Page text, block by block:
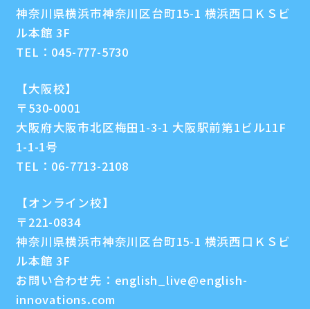
神奈川県横浜市神奈川区台町15-1 横浜西口ＫＳビ
ル本館 3F
TEL： 045-777-5730
【大阪校】
〒530-0001
大阪府大阪市北区梅田1-3-1 大阪駅前第1ビル11F
1-1-1号
TEL： 06-7713-2108
【オンライン校】
〒221-0834
神奈川県横浜市神奈川区台町15-1 横浜西口ＫＳビ
ル本館 3F
お問い合わせ先： english_live@english-
innovations.com